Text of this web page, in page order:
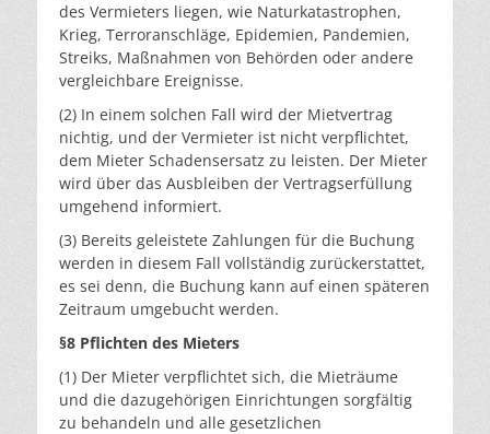
des Vermieters liegen, wie Naturkatastrophen,
Krieg, Terroranschläge, Epidemien, Pandemien,
Streiks, Maßnahmen von Behörden oder andere
vergleichbare Ereignisse.
(2) In einem solchen Fall wird der Mietvertrag
nichtig, und der Vermieter ist nicht verpflichtet,
dem Mieter Schadensersatz zu leisten. Der Mieter
wird über das Ausbleiben der Vertragserfüllung
umgehend informiert.
(3) Bereits geleistete Zahlungen für die Buchung
werden in diesem Fall vollständig zurückerstattet,
es sei denn, die Buchung kann auf einen späteren
Zeitraum umgebucht werden.
§8 Pflichten des Mieters
(1) Der Mieter verpflichtet sich, die Mieträume
und die dazugehörigen Einrichtungen sorgfältig
zu behandeln und alle gesetzlichen